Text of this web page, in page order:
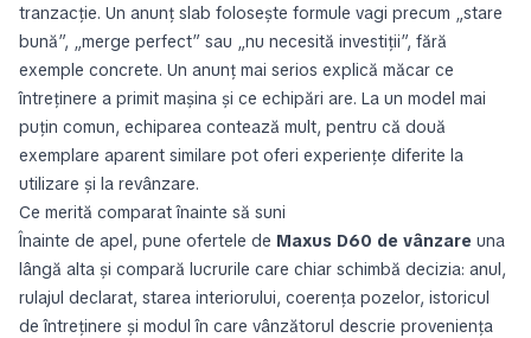
tranzacție. Un anunț slab folosește formule vagi precum „stare
bună”, „merge perfect” sau „nu necesită investiții”, fără
exemple concrete. Un anunț mai serios explică măcar ce
întreținere a primit mașina și ce echipări are. La un model mai
puțin comun, echiparea contează mult, pentru că două
exemplare aparent similare pot oferi experiențe diferite la
utilizare și la revânzare.
Ce merită comparat înainte să suni
Înainte de apel, pune ofertele de Maxus D60 de vânzare una
lângă alta și compară lucrurile care chiar schimbă decizia: anul,
rulajul declarat, starea interiorului, coerența pozelor, istoricul
de întreținere și modul în care vânzătorul descrie proveniența